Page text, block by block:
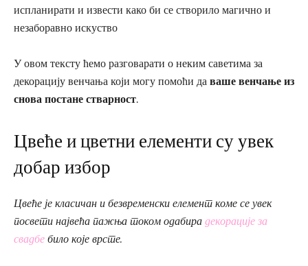
испланирати и извести како би се створило магично и
незаборавно искуство
У овом тексту ћемо разговарати о неким саветима за
декорацију венчања који могу помоћи да ваше венчање из
снова постане стварност.
Цвеће и цветни елементи су увек
добар избор
Цвеће је класичан и безвременски елемент коме се увек
посвети највећа пажња током одабира декорације за
свадбе било које врсте.